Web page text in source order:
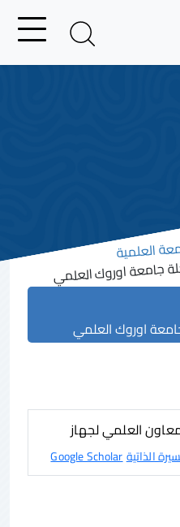
العلمية
جامعة اوروك العلمي
اوروك العلمي
العلمي لجهاز
الذاتيةGoogle Scholar